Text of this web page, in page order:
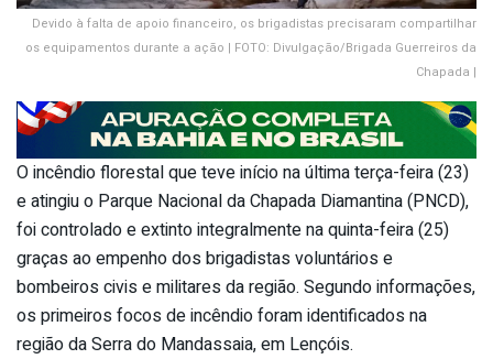
Devido à falta de apoio financeiro, os brigadistas precisaram compartilhar
os equipamentos durante a ação | FOTO: Divulgação/Brigada Guerreiros da
Chapada |
O incêndio florestal que teve início na última terça-feira (23)
e atingiu o Parque Nacional da Chapada Diamantina (PNCD),
foi controlado e extinto integralmente na quinta-feira (25)
graças ao empenho dos brigadistas voluntários e
bombeiros civis e militares da região. Segundo informações,
os primeiros focos de incêndio foram identificados na
região da Serra do Mandassaia, em Lençóis.